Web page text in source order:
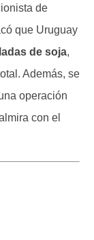
de
que Uruguay
de soja,
Además, se
operación
con el